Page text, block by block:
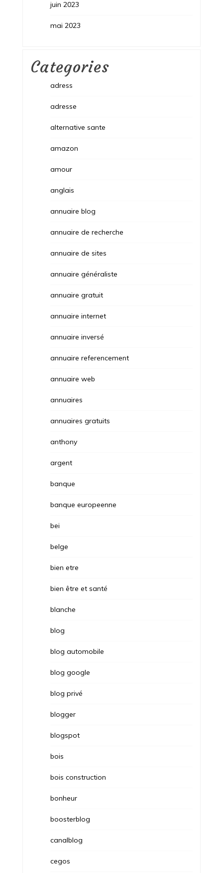
juin 2023
mai 2023
Categories
adress
adresse
alternative sante
amazon
amour
anglais
annuaire blog
annuaire de recherche
annuaire de sites
annuaire généraliste
annuaire gratuit
annuaire internet
annuaire inversé
annuaire referencement
annuaire web
annuaires
annuaires gratuits
anthony
argent
banque
banque europeenne
bei
belge
bien etre
bien être et santé
blanche
blog
blog automobile
blog google
blog privé
blogger
blogspot
bois
bois construction
bonheur
boosterblog
canalblog
cegos